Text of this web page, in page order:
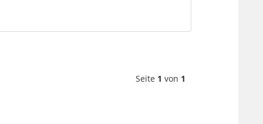
Seite 1 von 1